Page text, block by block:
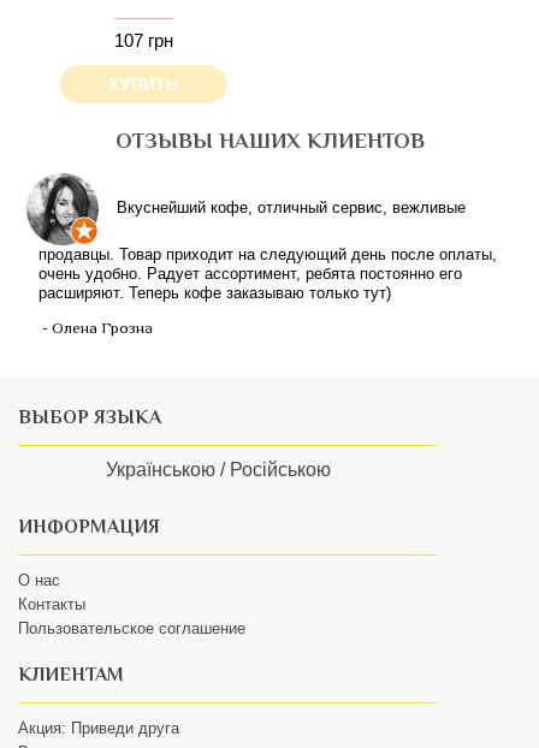
107 грн
КУПИТЬ
ОТЗЫВЫ НАШИХ КЛИЕНТОВ
Вкуснейший кофе, отличный сервис, вежливые
продавцы. Товар приходит на следующий день после оплаты,
очень удобно. Радует ассортимент, ребята постоянно его
расширяют. Теперь кофе заказываю только тут)
- Олена Грозна
КЛИЕНТАМ
Доставка и Оплата